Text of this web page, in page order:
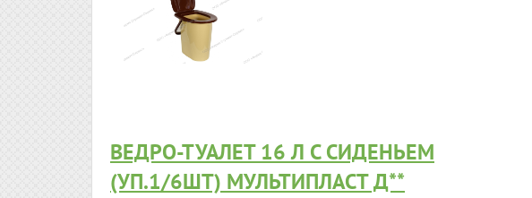
ВЕДРО-ТУАЛЕТ 16 Л С СИДЕНЬЕМ
(УП.1/6ШТ) МУЛЬТИПЛАСТ Д**